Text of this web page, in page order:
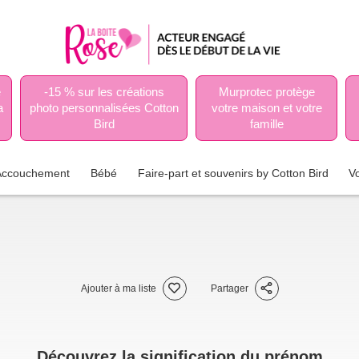
-15 % sur les créations
photo personnalisées Cotton
Bird
Murprotec protège
votre maison et votre
famille
Bébé Faire-part et souvenirs by Cotton Bird
Ajouter à ma liste Partager